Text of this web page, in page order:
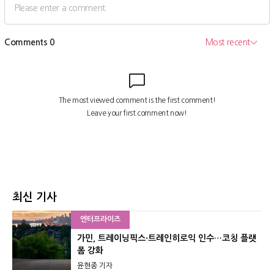
최신 기사
엔터프라이즈
가민, 트레이닝픽스·트레인히로익 인수…코칭 플랫
폼 강화
윤현종 기자